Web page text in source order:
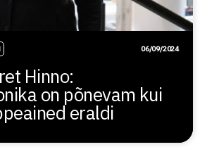
06/09/2024
Hinno:
on põnevam kui
eraldi